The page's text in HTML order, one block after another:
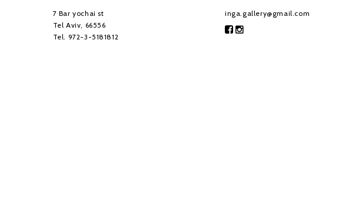
7 Bar yochai st
Tel Aviv, 66556
Tel. 972-3-5181812
inga.gallery@gmail.com